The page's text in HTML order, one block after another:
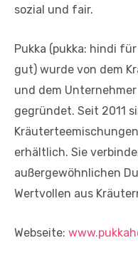
sozial und fair.
Pukka (pukka: hindi
gut) wurde von dem
und dem
gegründet. Seit 2011
erhältlich. Sie
außergewöhnlichen
Wertvollen aus
Webseite: